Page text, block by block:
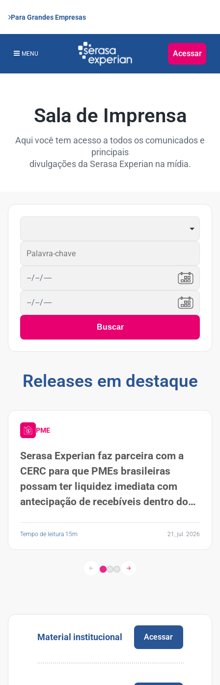
Para Grandes Empresas
MENU Acessar
Sala de Imprensa
Aqui você tem acesso a todos os comunicados e
principais
divulgações da Serasa Experian na mídia.
Buscar
Releases em destaque
PME
Serasa Experian faz parceira com a
CERC para que PMEs brasileiras
possam ter liquidez imediata com
antecipação de recebíveis dentro do
Tempo de leitura 15m 21, jul. 2026
Material institucional Acessar